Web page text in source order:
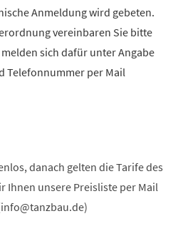
Anmeldung wird gebeten.
vereinbaren Sie bitte
sich dafür unter Angabe
Telefonnummer per Mail
danach gelten die Tarife des
Ihnen unsere Preisliste per Mail